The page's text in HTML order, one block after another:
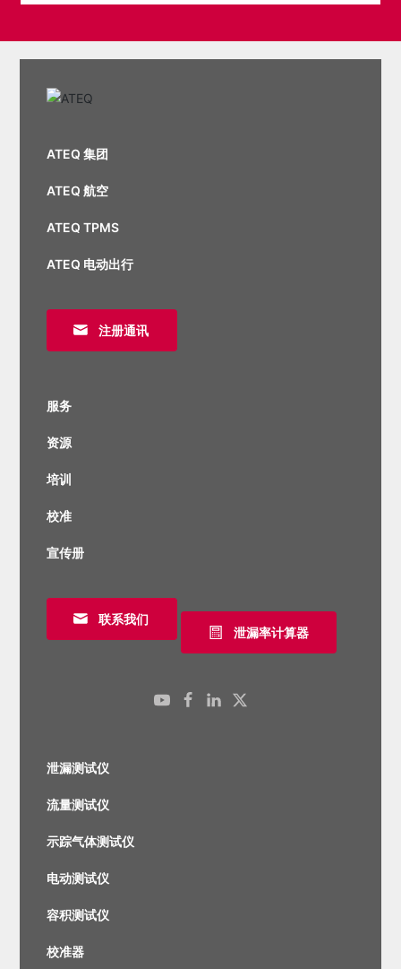
ATEQ 集团
ATEQ 航空
ATEQ TPMS
ATEQ 电动出行
注册通讯
服务
资源
培训
校准
宣传册
联系我们
泄漏率计算器
泄漏测试仪
流量测试仪
示踪气体测试仪
电动测试仪
容积测试仪
校准器